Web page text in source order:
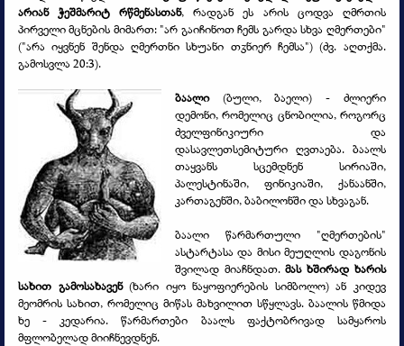
არიან ჭეშმარიტ რწმენასთან, რადგან ეს არის ცოდვა ღმრთის
პირველი მცნების მიმართ: "არ გაიჩინოთ ჩემს გარდა სხვა ღმერთები"
("არა იყვნენ შენდა ღმერთნი სხუანი თჳნიერ ჩემსა") (ძვ. აღთქმა.
გამოსვლა 20:3).
ბაალი (ბული, ბაელი) -
ძლიერი
დემონი, რომელიც ცნობილია, როგორც
ძველფინიკიური და
დასავლეთსემიტური ღვთაება. ბაალს
თაყვანს სცემდნენ სირიაში,
პალესტინაში, ფინიკიაში, ქანაანში,
კართაგენში, ბაბილონში და სხვაგან.
ბაალი წარმართული "ღმერთების"
ასტარტასა და მისი მეუღლის დაგონის
შვილად მიაჩნდათ. მას ხშირად ხარის
სახით გამოსახავენ (ხარი იყო ნაყოფიერების სიმბოლო) ან კიდევ
მეომრის სახით, რომელიც მიწას მახვილით სწყლავს. ბაალის წმიდა
ხე -
კედარია. წარმართები ბაალს ფაქტობრივად სამყაროს
მფლობელად მიიჩნევდნენ.